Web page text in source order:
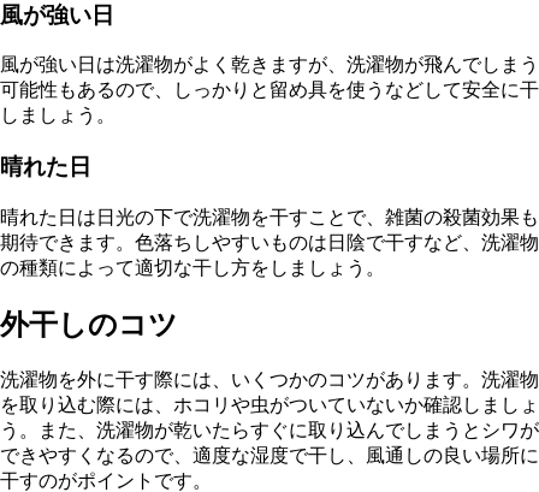
風が強い日
風が強い日は洗濯物がよく乾きますが、洗濯物が飛んでしまう
可能性もあるので、しっかりと留め具を使うなどして安全に干
しましょう。
晴れた日
晴れた日は日光の下で洗濯物を干すことで、雑菌の殺菌効果も
期待できます。色落ちしやすいものは日陰で干すなど、洗濯物
の種類によって適切な干し方をしましょう。
外干しのコツ
洗濯物を外に干す際には、いくつかのコツがあります。洗濯物
を取り込む際には、ホコリや虫がついていないか確認しましょ
う。また、洗濯物が乾いたらすぐに取り込んでしまうとシワが
できやすくなるので、適度な湿度で干し、風通しの良い場所に
干すのがポイントです。